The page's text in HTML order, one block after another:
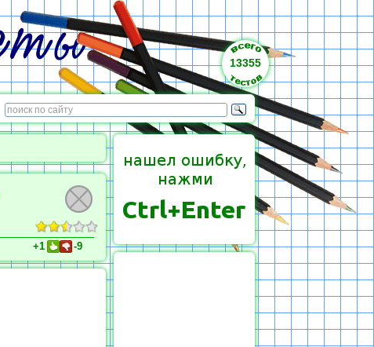
13355
+1 -9